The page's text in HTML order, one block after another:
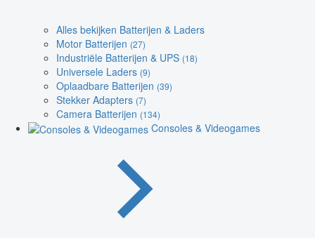
Alles bekijken Batterijen & Laders
Motor Batterijen (27)
Industriële Batterijen & UPS (18)
Universele Laders (9)
Oplaadbare Batterijen (39)
Stekker Adapters (7)
Camera Batterijen (134)
Consoles & Videogames